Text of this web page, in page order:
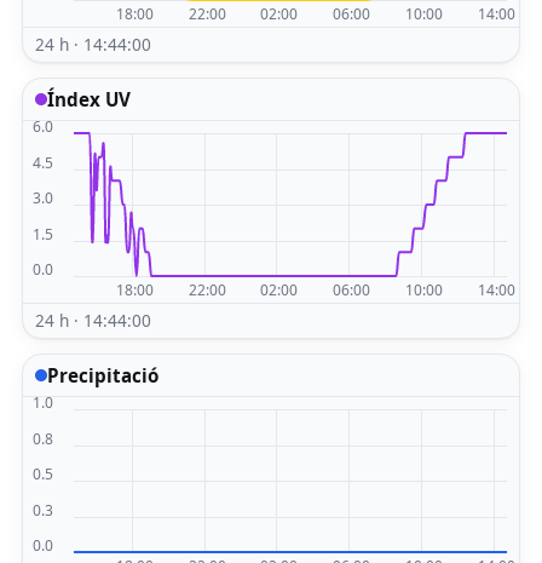
24 h · 14:44:00
Índex UV
24 h · 14:44:00
Precipitació